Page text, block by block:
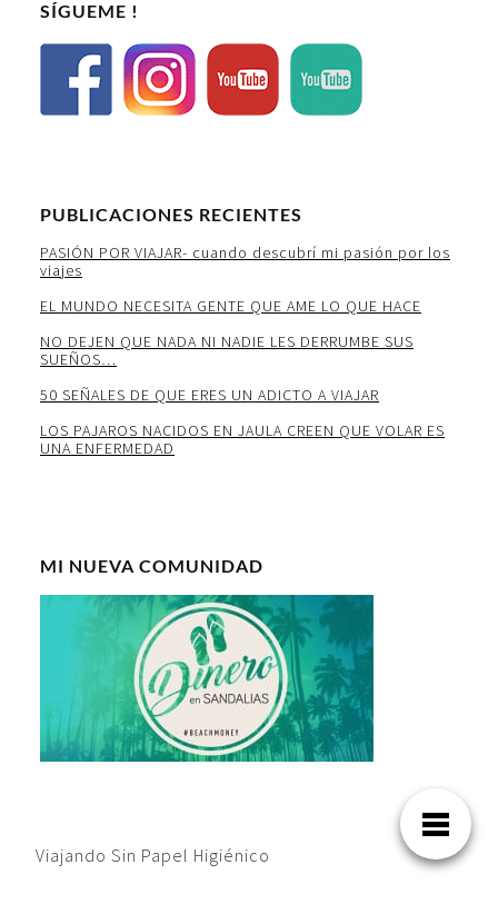
SÍGUEME !
PUBLICACIONES RECIENTES
PASIÓN POR VIAJAR- cuando descubrí mi pasión por los
viajes
EL MUNDO NECESITA GENTE QUE AME LO QUE HACE
NO DEJEN QUE NADA NI NADIE LES DERRUMBE SUS
SUEÑOS…
50 SEÑALES DE QUE ERES UN ADICTO A VIAJAR
LOS PAJAROS NACIDOS EN JAULA CREEN QUE VOLAR ES
UNA ENFERMEDAD
MI NUEVA COMUNIDAD
Viajando Sin Papel Higiénico